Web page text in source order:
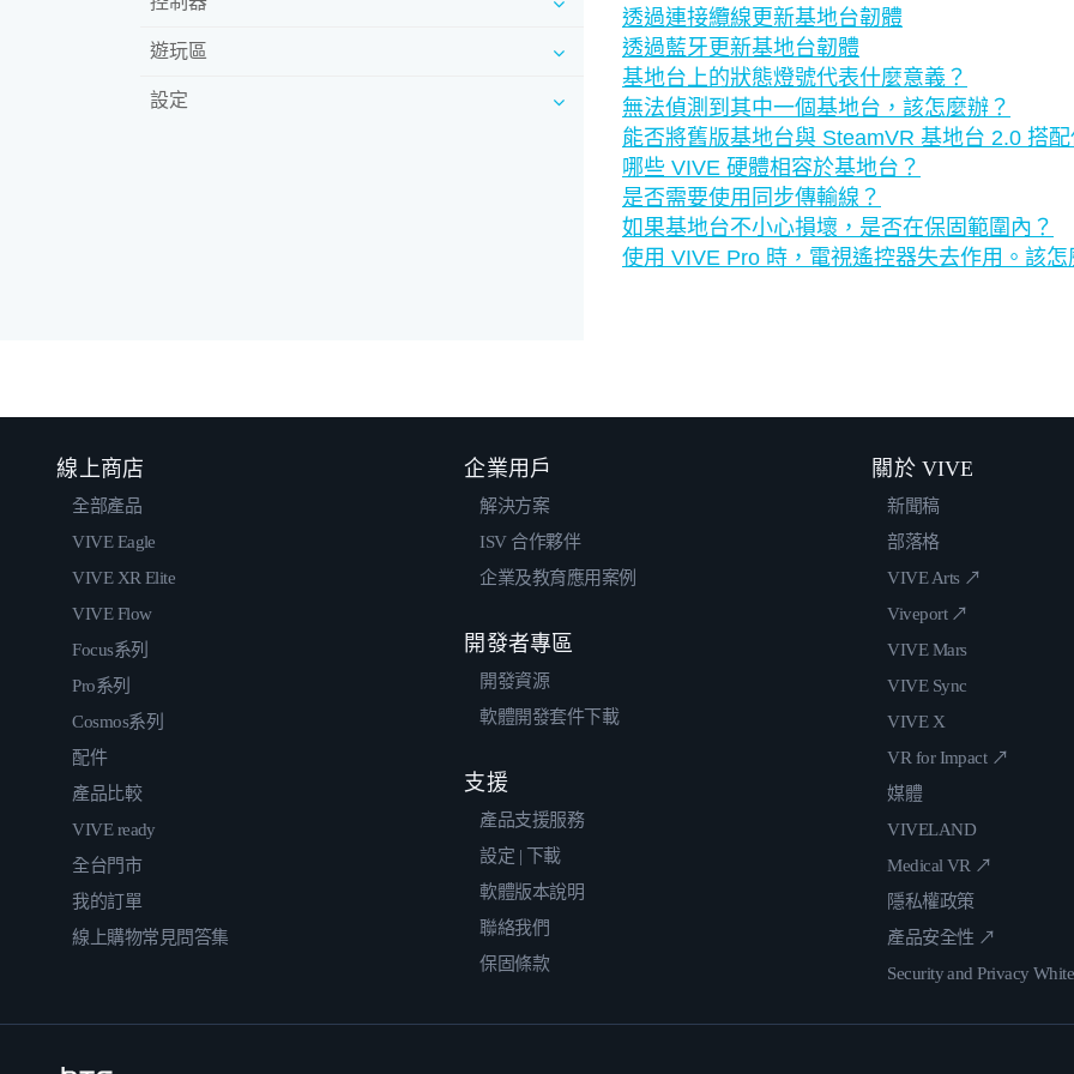
遊玩區
設定
透過連接纜線更新基地台韌體
透過藍牙更新基地台韌體
基地台上的狀態燈號代表什麼意義？
無法偵測到其中一個基地台，該怎麼辦？
能否將舊版基地台與 SteamVR 基地台 2.0 搭配
哪些 VIVE 硬體相容於基地台？
是否需要使用同步傳輸線？
如果基地台不小心損壞，是否在保固範圍內？
使用 VIVE Pro 時，電視遙控器失去作用。該怎
線上商店
全部產品
VIVE Eagle
VIVE XR Elite
VIVE Flow
Focus系列
Pro系列
Cosmos系列
配件
產品比較
VIVE ready
全台門市
我的訂單
線上購物常見問答集
企業用戶
解決方案
ISV 合作夥伴
企業及教育應用案例
開發者專區
開發資源
軟體開發套件下載
支援
產品支援服務
設定 | 下載
軟體版本說明
聯絡我們
保固條款
關於 VIVE
新聞稿
部落格
VIVE Arts ↗
Viveport ↗
VIVE Mars
VIVE Sync
VIVE X
VR for Impact ↗
媒體
VIVELAND
Medical VR ↗
隱私權政策
產品安全性 ↗
Security and Privacy